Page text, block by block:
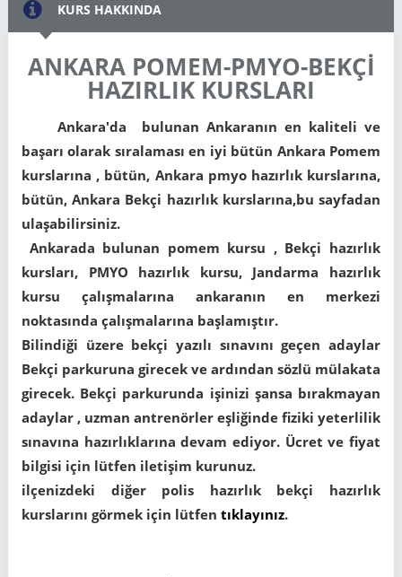
KURS HAKKINDA
ANKARA POMEM-PMYO-BEKÇİ
HAZIRLIK KURSLARI
Ankara'da bulunan Ankaranın en kaliteli ve
başarı olarak sıralaması en iyi bütün Ankara Pomem
kurslarına , bütün, Ankara pmyo hazırlık kurslarına,
bütün, Ankara Bekçi hazırlık kurslarına,bu sayfadan
ulaşabilirsiniz.
Ankarada bulunan pomem kursu , Bekçi hazırlık
kursları, PMYO hazırlık kursu, Jandarma hazırlık
kursu çalışmalarına ankaranın en merkezi
noktasında çalışmalarına başlamıştır.
Bilindiği üzere bekçi yazılı sınavını geçen adaylar
Bekçi parkuruna girecek ve ardından sözlü mülakata
girecek. Bekçi parkurunda işinizi şansa bırakmayan
adaylar , uzman antrenörler eşliğinde fiziki yeterlilik
sınavına hazırlıklarına devam ediyor. Ücret ve fiyat
bilgisi için lütfen iletişim kurunuz.
ilçenizdeki diğer polis hazırlık bekçi hazırlık
kurslarını görmek için lütfen tıklayınız.